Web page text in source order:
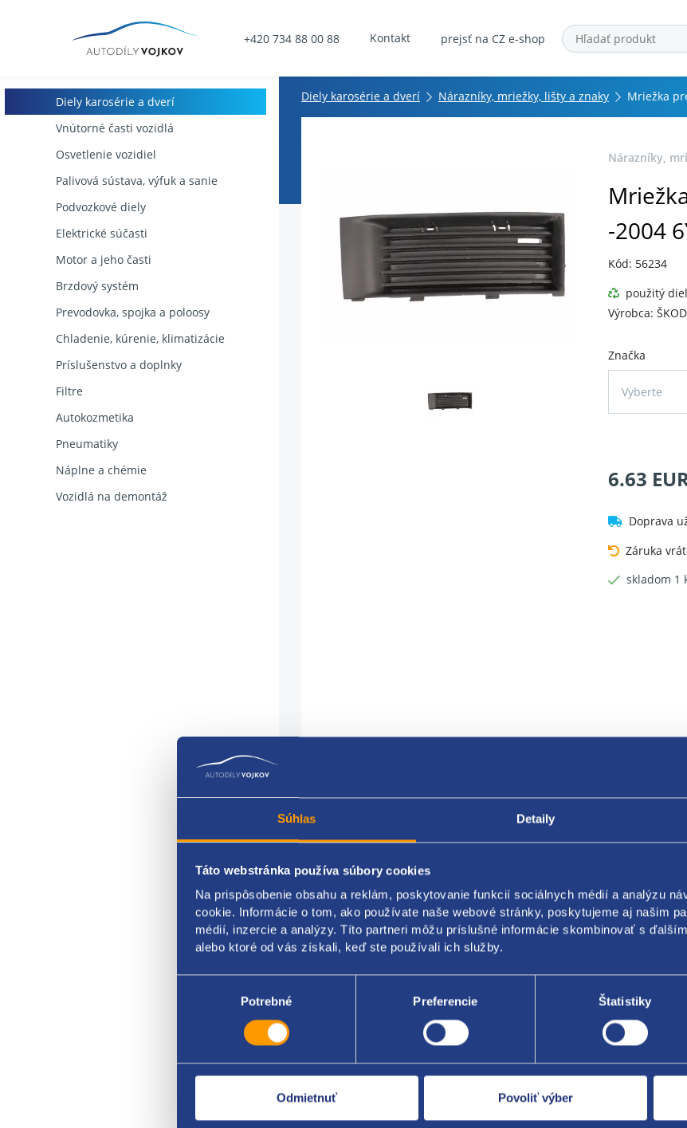
Súhlas Detaily
Táto webstránka používa súbory cookies
Na prispôsobenie obsahu a reklám, poskytovanie funkcií sociálnych médií a analýzu
cookie. Informácie o tom, ako používate naše webové stránky, poskytujeme aj našim
médií, inzercie a analýzy. Títo partneri môžu príslušné informácie skombinovať s
alebo ktoré od vás získali, keď ste používali ich služby.
Potrebné Preferencie Štatistiky
Odmietnuť Povoliť výber
+420 734 88 00 88 Kontakt prejsť na CZ e-shop
Diely karosérie a dverí
Vnútorné časti vozidlá
Osvetlenie vozidiel
Palivová sústava, výfuk a sanie
Podvozkové diely
Elektrické súčasti
Motor a jeho časti
Brzdový systém
Prevodovka, spojka a poloosy
Chladenie, kúrenie, klimatizácie
Príslušenstvo a doplnky
Filtre
Autokozmetika
Pneumatiky
Náplne a chémie
Vozidlá na demontáž
Diely karosérie a dverí Nárazníky, mriežky, lišty a znaky Mriežka
Nárazníky,
-2004
Kód: 56234
použitý diel
Výrobca:
Značka
Vyberte
6.63
Doprava
Záruka
skladom 1
Krytka hmlovky
strana: ľavá
model: do roku 2004
ŠKODA original: 6Y0853665 6Y0853665B
Za kvalitu